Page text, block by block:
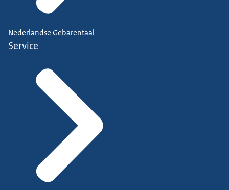
Nederlandse Gebarentaal
Service